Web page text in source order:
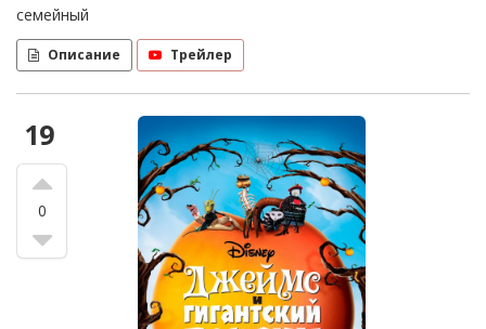
семейный
Описание Трейлер
19
0